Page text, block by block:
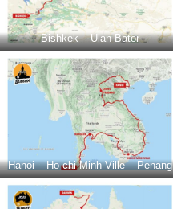
Bishkek – Ulan Bator
Hanoi – Ho chi Minh Ville – Penang